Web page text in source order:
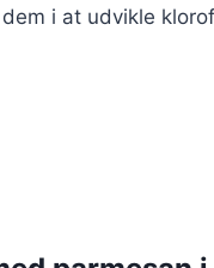
i at udvikle